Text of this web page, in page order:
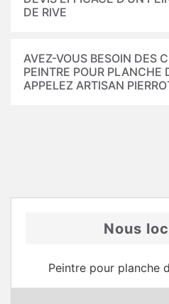
DE RIVE
AVEZ-VOUS BESOIN DES
PEINTRE POUR PLANCHE
APPELEZ ARTISAN
Nous
Peintre pour planche